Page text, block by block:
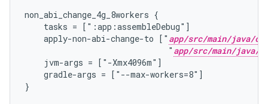
non_abi_change_4g_8workers {
    tasks = [":app:assembleDebug"]
    apply-non-abi-change-to ["
app/src/main/java/
                              "
app/src/main/java/
    jvm-args = ["-Xmx4096m"]
    gradle-args = ["--max-workers=8"]
}